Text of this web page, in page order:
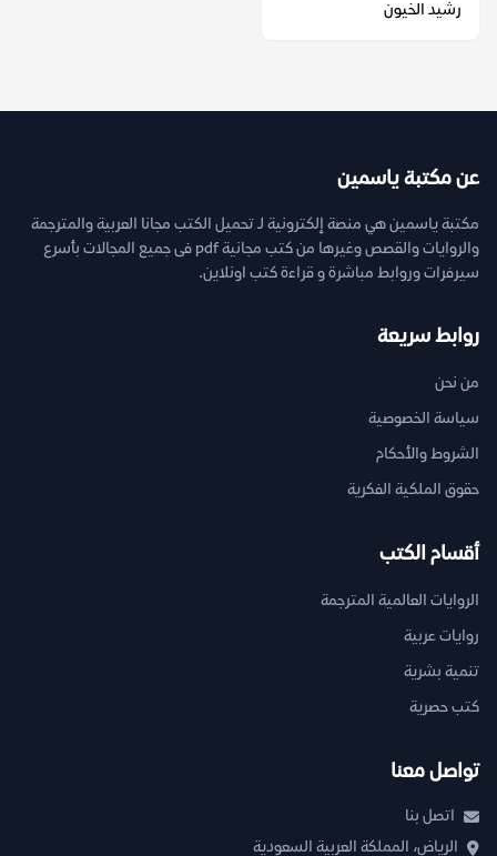
رشيد الخيون
عن مكتبة ياسمين
مكتبة ياسمين هي منصة إلكترونية لـ تحميل الكتب مجانا العربية والمترجمة
والروايات والقصص وغيرها من كتب مجانية pdf فى جميع المجالات بأسرع
سيرفرات وروابط مباشرة و قراءة كتب اونلاين.
روابط سريعة
من نحن
سياسة الخصوصية
الشروط والأحكام
حقوق الملكية الفكرية
أقسام الكتب
الروايات العالمية المترجمة
روايات عربية
تنمية بشرية
كتب حصرية
تواصل معنا
اتصل بنا
الرياض، المملكة العربية السعودية